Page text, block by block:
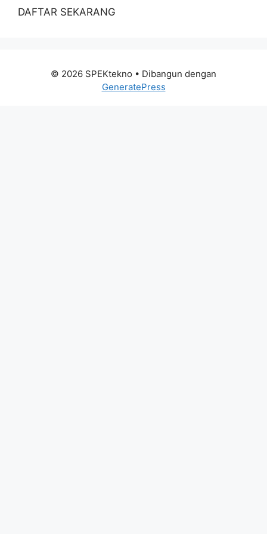
DAFTAR SEKARANG
© 2026 SPEKtekno • Dibangun dengan
GeneratePress